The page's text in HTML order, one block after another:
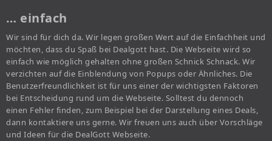
… einfach
Wir sind für dich da. Wir legen großen Wert auf die Einfachheit und
möchten, dass du Spaß bei Dealgott hast. Die Webseite wird so
einfach wie möglich gehalten ohne großen Schnick Schnack. Wir
verzichten auf die Einblendung von Popups oder Ähnliches. Die
Benutzerfreundlichkeit ist für uns einer der wichtigsten Faktoren
bei Entscheidung rund um die Webseite. Solltest du dennoch
einen Fehler finden, zum Beispiel bei der Darstellung eines Deals,
dann kontaktiere uns gerne. Wir freuen uns auch über Vorschläge
und Ideen für die DealGott Webseite.